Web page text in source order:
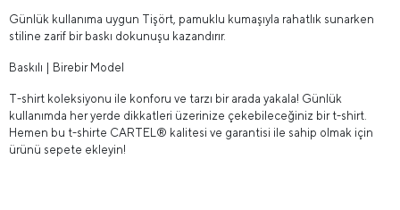
Günlük kullanıma uygun Tişört, pamuklu kumaşıyla rahatlık sunarken
stiline zarif bir baskı dokunuşu kazandırır.
Baskılı | Birebir Model
T-shirt koleksiyonu ile konforu ve tarzı bir arada yakala! Günlük
kullanımda her yerde dikkatleri üzerinize çekebileceğiniz bir t-shirt.
Hemen bu t-shirte CARTEL® kalitesi ve garantisi ile sahip olmak için
ürünü sepete ekleyin!